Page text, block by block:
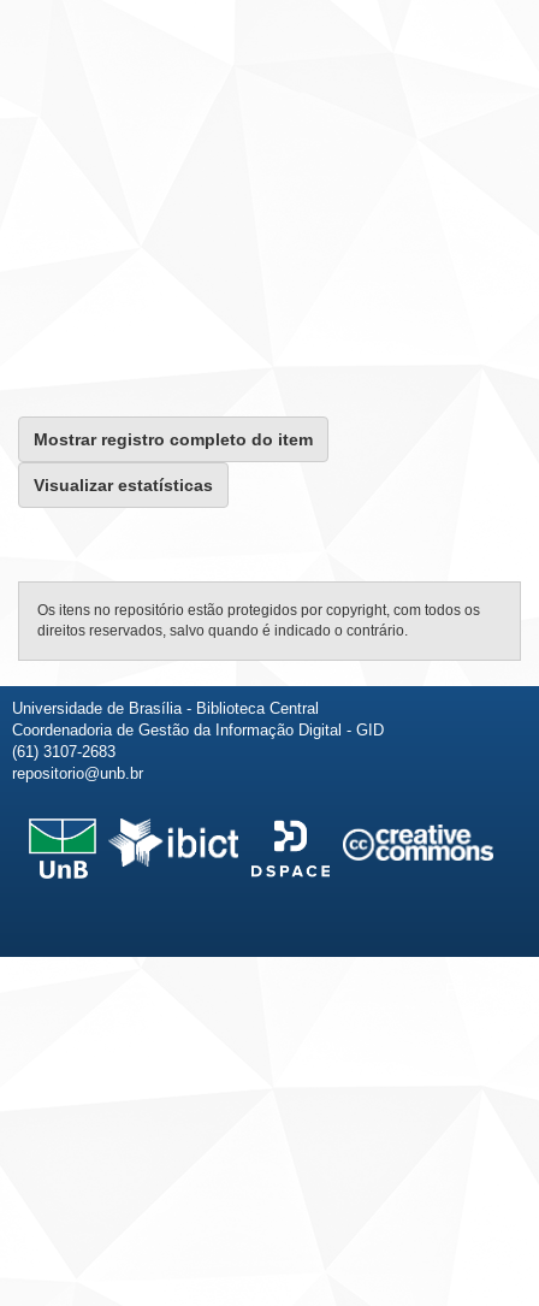
Mostrar registro completo do item
Visualizar estatísticas
Os itens no repositório estão protegidos por copyright, com todos os
direitos reservados, salvo quando é indicado o contrário.
Universidade de Brasília - Biblioteca Central
Coordenadoria de Gestão da Informação Digital - GID
(61) 3107-2683
repositorio@unb.br